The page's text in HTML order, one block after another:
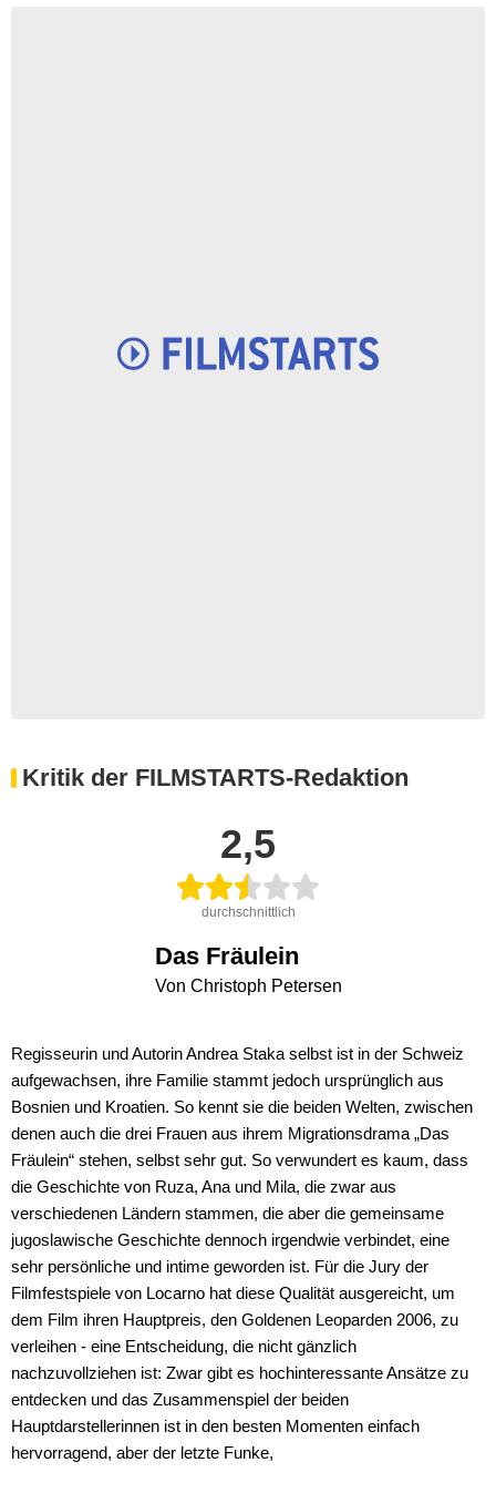
Kritik der FILMSTARTS-Redaktion
2,5
durchschnittlich
Das Fräulein
Von Christoph Petersen
Regisseurin und Autorin Andrea Staka selbst ist in der Schweiz
aufgewachsen, ihre Familie stammt jedoch ursprünglich aus
Bosnien und Kroatien. So kennt sie die beiden Welten, zwischen
denen auch die drei Frauen aus ihrem Migrationsdrama „Das
Fräulein“ stehen, selbst sehr gut. So verwundert es kaum, dass
die Geschichte von Ruza, Ana und Mila, die zwar aus
verschiedenen Ländern stammen, die aber die gemeinsame
jugoslawische Geschichte dennoch irgendwie verbindet, eine
sehr persönliche und intime geworden ist. Für die Jury der
Filmfestspiele von Locarno hat diese Qualität ausgereicht, um
dem Film ihren Hauptpreis, den Goldenen Leoparden 2006, zu
verleihen - eine Entscheidung, die nicht gänzlich
nachzuvollziehen ist: Zwar gibt es hochinteressante Ansätze zu
entdecken und das Zusammenspiel der beiden
Hauptdarstellerinnen ist in den besten Momenten einfach
hervorragend, aber der letzte Funke,